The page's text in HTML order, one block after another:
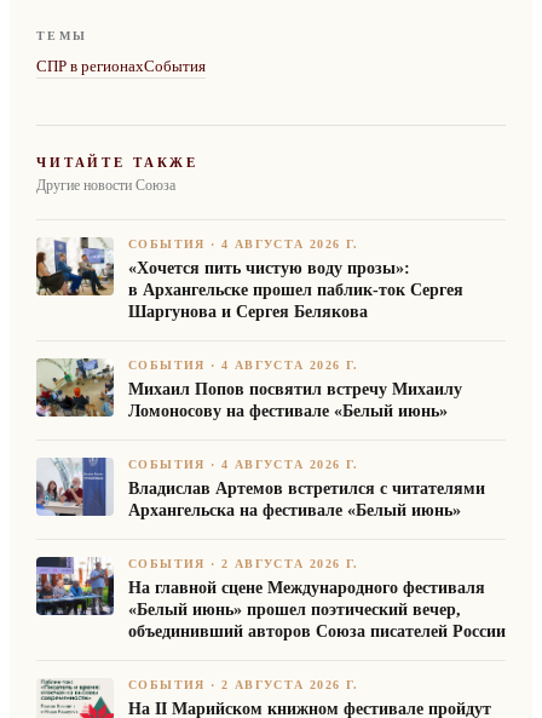
ТЕМЫ
СПР в регионахСобытия
ЧИТАЙТЕ ТАКЖЕ
Другие новости Союза
СОБЫТИЯ ·4 АВГУСТА 2026 Г.
«Хочется пить чистую воду прозы»:
в Архангельске прошел паблик-ток Сергея
Шаргунова и Сергея Белякова
СОБЫТИЯ ·4 АВГУСТА 2026 Г.
Михаил Попов посвятил встречу Михаилу
Ломоносову на фестивале «Белый июнь»
СОБЫТИЯ ·4 АВГУСТА 2026 Г.
Владислав Артемов встретился с читателями
Архангельска на фестивале «Белый июнь»
СОБЫТИЯ ·2 АВГУСТА 2026 Г.
На главной сцене Международного фестиваля
«Белый июнь» прошел поэтический вечер,
объединивший авторов Союза писателей России
СОБЫТИЯ ·2 АВГУСТА 2026 Г.
На II Марийском книжном фестивале пройдут